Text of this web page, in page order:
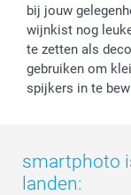
bij jouw
wijnkist nog
te zetten als
gebruiken om
spijkers in te
smartphoto
landen: